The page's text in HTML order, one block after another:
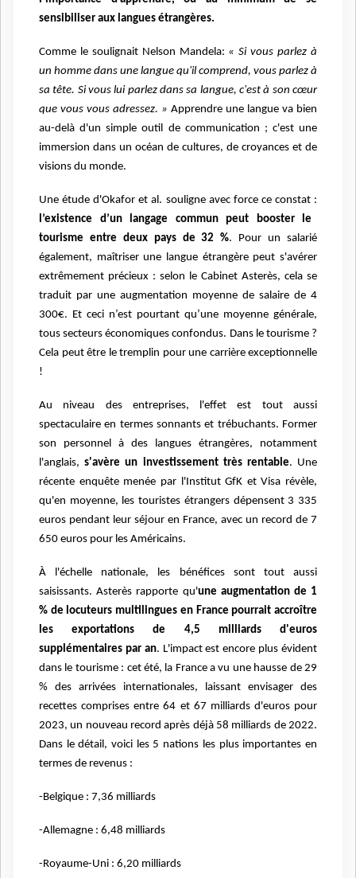
sensibiliser aux langues étrangères.
Comme le soulignait Nelson Mandela: « Si vous parlez à
un homme dans une langue qu'il comprend, vous parlez à
sa tête. Si vous lui parlez dans sa langue, c'est à son cœur
que vous vous adressez. » Apprendre une langue va bien
au-delà d'un simple outil de communication ; c'est une
immersion dans un océan de cultures, de croyances et de
visions du monde.
Une étude d'Okafor et al. souligne avec force ce constat :
l’existence d’un langage commun peut booster le
tourisme entre deux pays de 32 %. Pour un salarié
également, maîtriser une langue étrangère peut s'avérer
extrêmement précieux : selon le Cabinet Asterès, cela se
traduit par une augmentation moyenne de salaire de 4
300€. Et ceci n’est pourtant qu’une moyenne générale,
tous secteurs économiques confondus. Dans le tourisme ?
Cela peut être le tremplin pour une carrière exceptionnelle
!
Au niveau des entreprises, l'effet est tout aussi
spectaculaire en termes sonnants et trébuchants. Former
son personnel à des langues étrangères, notamment
l'anglais,s'avère un investissement très rentable. Une
récente enquête menée par l'Institut GfK et Visa révèle,
qu'en moyenne, les touristes étrangers dépensent 3 335
euros pendant leur séjour en France, avec un record de 7
650 euros pour les Américains.
À l'échelle nationale, les bénéfices sont tout aussi
saisissants. Asterès rapporte qu'une augmentation de 1
% de locuteurs multilingues en France pourrait accroître
les exportations de 4,5 milliards d'euros
supplémentaires par an. L'impact est encore plus évident
dans le tourisme : cet été, la France a vu une hausse de 29
% des arrivées internationales, laissant envisager des
recettes comprises entre 64 et 67 milliards d'euros pour
2023, un nouveau record après déjà 58 milliards de 2022.
Dans le détail, voici les 5 nations les plus importantes en
termes de revenus :
-Belgique : 7,36 milliards
-Allemagne : 6,48 milliards
-Royaume-Uni : 6,20 milliards